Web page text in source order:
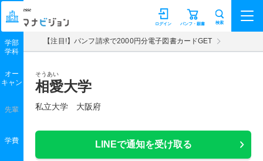
マナビジョン パンフ・願書
ログイン 検索
【注目!】パンフ請求で2000円分電子図書カードGET
そうあい
相愛大学
私立大学 大阪府
LINEで通知を受け取る
学部
学科
オー
キャン
先輩
学費